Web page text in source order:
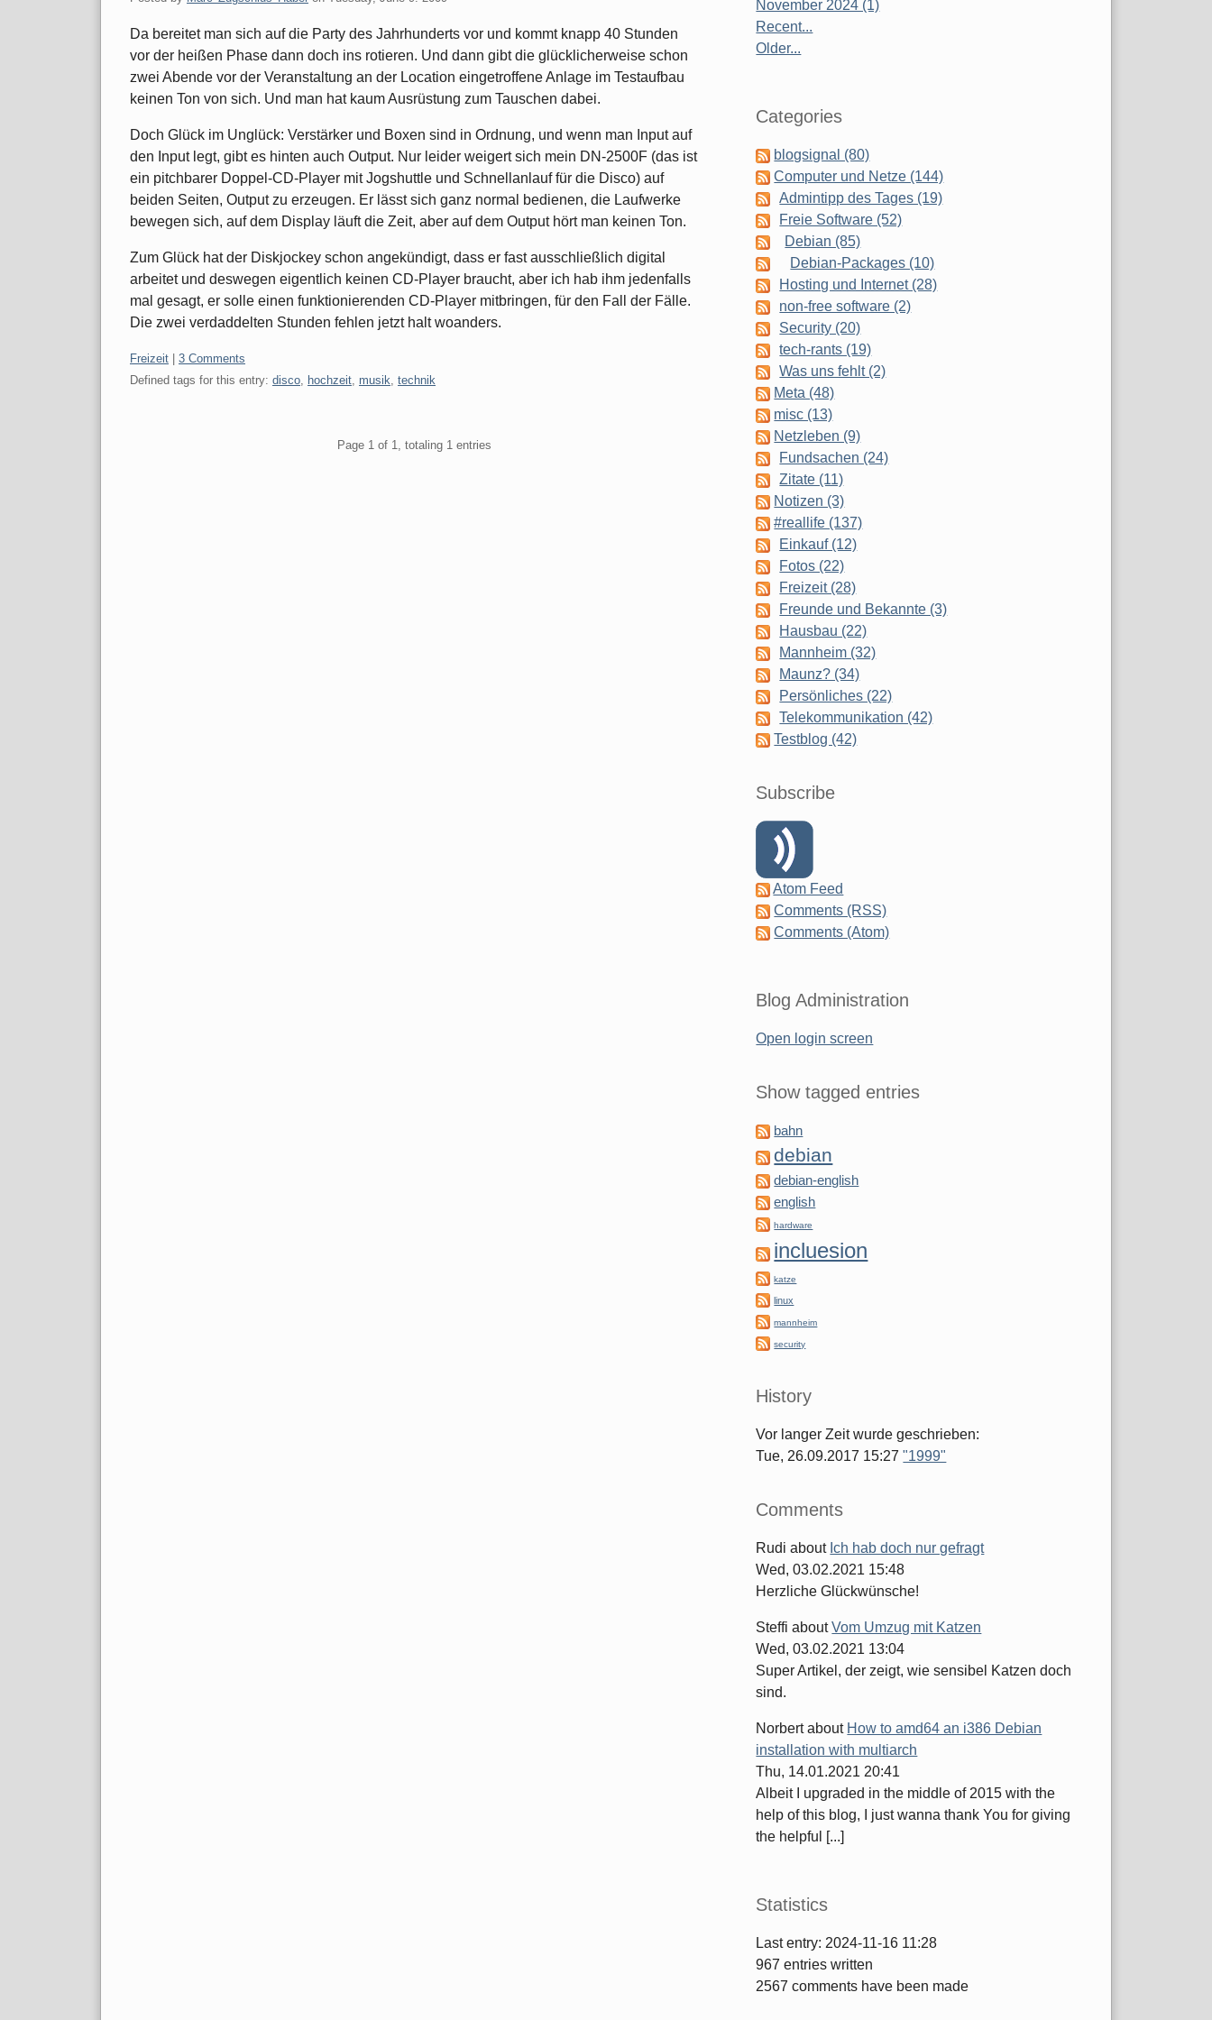
Da bereitet man sich auf die Party des Jahrhunderts vor und kommt knapp 40 Stunden
vor der heißen Phase dann doch ins rotieren. Und dann gibt die glücklicherweise schon
zwei Abende vor der Veranstaltung an der Location eingetroffene Anlage im Testaufbau
keinen Ton von sich. Und man hat kaum Ausrüstung zum Tauschen dabei.
Doch Glück im Unglück: Verstärker und Boxen sind in Ordnung, und wenn man Input auf
den Input legt, gibt es hinten auch Output. Nur leider weigert sich mein DN-2500F (das ist
ein pitchbarer Doppel-CD-Player mit Jogshuttle und Schnellanlauf für die Disco) auf
beiden Seiten, Output zu erzeugen. Er lässt sich ganz normal bedienen, die Laufwerke
bewegen sich, auf dem Display läuft die Zeit, aber auf dem Output hört man keinen Ton.
Zum Glück hat der Diskjockey schon angekündigt, dass er fast ausschließlich digital
arbeitet und deswegen eigentlich keinen CD-Player braucht, aber ich hab ihm jedenfalls
mal gesagt, er solle einen funktionierenden CD-Player mitbringen, für den Fall der Fälle.
Die zwei verdaddelten Stunden fehlen jetzt halt woanders.
Categories:
Freizeit
3 Comments
Defined tags for this entry: disco, hochzeit, musik, technik
Page 1 of 1, totaling 1 entries
November 2024 (1)
Recent...
Older...
Categories
blogsignal (80)
Computer und Netze (144)
Admintipp des Tages (19)
Freie Software (52)
Debian (85)
Debian-Packages (10)
Hosting und Internet (28)
non-free software (2)
Security (20)
tech-rants (19)
Was uns fehlt (2)
Meta (48)
misc (13)
Netzleben (9)
Fundsachen (24)
Zitate (11)
Notizen (3)
#reallife (137)
Einkauf (12)
Fotos (22)
Freizeit (28)
Freunde und Bekannte (3)
Hausbau (22)
Mannheim (32)
Maunz? (34)
Persönliches (22)
Telekommunikation (42)
Testblog (42)
Subscribe
Atom Feed
Comments (RSS)
Comments (Atom)
Blog Administration
Open login screen
Show tagged entries
bahn
debian
debian-english
english
hardware
incluesion
katze
linux
mannheim
security
History
Vor langer Zeit wurde geschrieben:
Tue, 26.09.2017 15:27"1999"
Comments
Rudi about Ich hab doch nur gefragt
Wed, 03.02.2021 15:48
Herzliche Glückwünsche!
Steffi aboutVom Umzug mit Katzen
Wed, 03.02.2021 13:04
Super Artikel, der zeigt, wie sensibel Katzen doch
sind.
Norbertabout How to amd64 an i386 Debian
installation with multiarch
Thu, 14.01.2021 20:41
Albeit I upgraded in the middle of 2015 with the
help of this blog, I just wanna thank You for giving
the helpful [...]
Statistics
Last entry: 2024-11-16 11:28
967 entries written
2567 comments have been made